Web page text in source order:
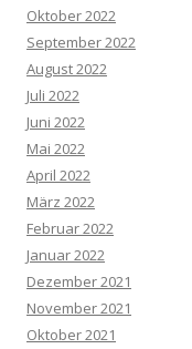
Oktober 2022
September 2022
August 2022
Juli 2022
Juni 2022
Mai 2022
April 2022
März 2022
Februar 2022
Januar 2022
Dezember 2021
November 2021
Oktober 2021